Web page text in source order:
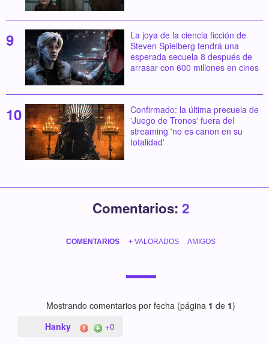
La joya de la ciencia ficción de
Steven Spielberg tendrá una
esperada secuela 8 después de
arrasar con 600 millones en cines
Confirmado: la última precuela de
'Juego de Tronos' fuera del
streaming 'no es canon en su
totalidad'
Comentarios: 2
COMENTARIOS + VALORADOS AMIGOS
Mostrando comentarios por fecha (página 1 de 1)
Hanky
+0